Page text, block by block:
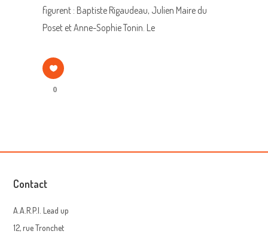
figurent : Baptiste Rigaudeau, Julien Maire du
Poset et Anne-Sophie Tonin. Le
0
Contact
A.A.R.P.I. Lead up
12, rue Tronchet